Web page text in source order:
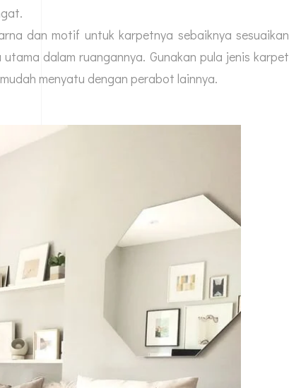
dan motif untuk karpetnya sebaiknya sesuaikan
dalam ruangannya. Gunakan pula jenis karpet
menyatu dengan perabot lainnya.